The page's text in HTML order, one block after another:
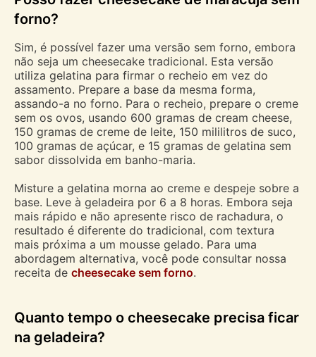
forno?
Sim, é possível fazer uma versão sem forno, embora
não seja um cheesecake tradicional. Esta versão
utiliza gelatina para firmar o recheio em vez do
assamento. Prepare a base da mesma forma,
assando-a no forno. Para o recheio, prepare o creme
sem os ovos, usando 600 gramas de cream cheese,
150 gramas de creme de leite, 150 mililitros de suco,
100 gramas de açúcar, e 15 gramas de gelatina sem
sabor dissolvida em banho-maria.
Misture a gelatina morna ao creme e despeje sobre a
base. Leve à geladeira por 6 a 8 horas. Embora seja
mais rápido e não apresente risco de rachadura, o
resultado é diferente do tradicional, com textura
mais próxima a um mousse gelado. Para uma
abordagem alternativa, você pode consultar nossa
receita de cheesecake sem forno.
Quanto tempo o cheesecake precisa ficar
na geladeira?